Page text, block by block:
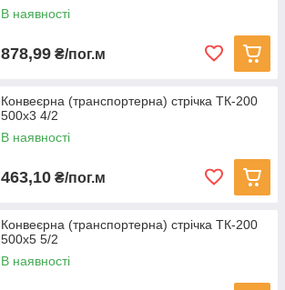
В наявності
878,99 ₴/пог.м
Конвеєрна (транспортерна) стрічка ТК-200
500х3 4/2
В наявності
463,10 ₴/пог.м
Конвеєрна (транспортерна) стрічка ТК-200
500х5 5/2
В наявності